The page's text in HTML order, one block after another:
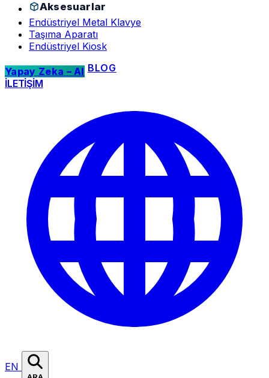
Aksesuarlar
Endüstriyel Metal Klavye
Taşıma Aparatı
Endüstriyel Kiosk
Yapay Zeka – AI BLOG
İLETİŞİM
EN